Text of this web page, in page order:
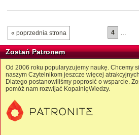
« poprzednia strona 4 …
Zostań Patronem
Od 2006 roku popularyzujemy naukę. Chcemy
naszym Czytelnikom jeszcze więcej
Dlatego postanowiliśmy poprosić o wsparcie.
pomóż nam rozwijać KopalnięWiedzy.